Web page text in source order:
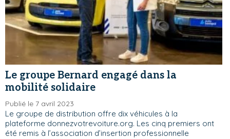
Le groupe Bernard engagé dans la
mobilité solidaire
Publié le 7 avril 2023
Le groupe de distribution offre dix véhicules à la
plateforme donnezvotrevoiture.org. Les cinq premiers ont
été remis à l’association d’insertion professionnelle